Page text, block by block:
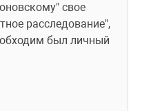
свое
расследование",
был личный